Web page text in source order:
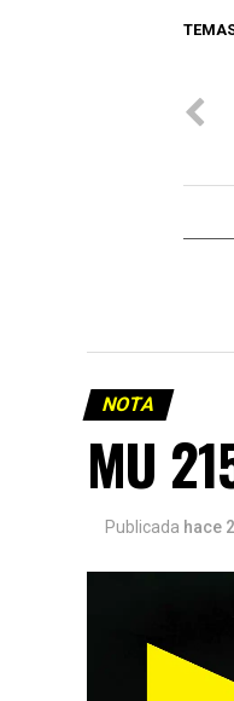
NOTA
MU
Publicada hace